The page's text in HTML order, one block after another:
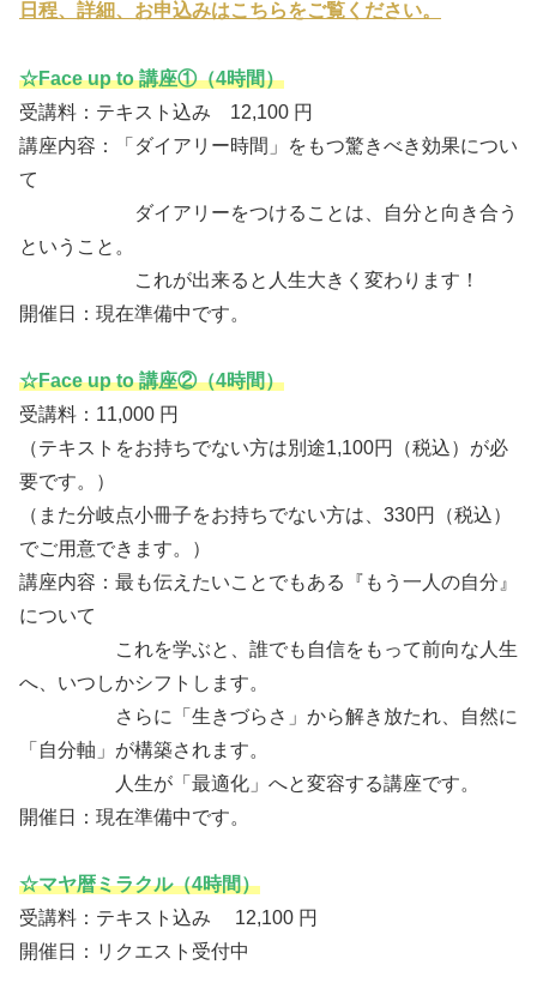
日程、詳細、お申込みはこちらをご覧ください。
☆Face up to 講座①（4時間）
受講料：テキスト込み 12,100 円
講座内容：「ダイアリー時間」をもつ驚きべき効果につい
て
ダイアリーをつけることは、自分と向き合う
ということ。
これが出来ると人生大きく変わります！
開催日：現在準備中です。
☆Face up to 講座②（4時間）
受講料：11,000 円
（テキストをお持ちでない方は別途1,100円（税込）が必
要です。）
（また分岐点小冊子をお持ちでない方は、330円（税込）
でご用意できます。）
講座内容：最も伝えたいことでもある『もう一人の自分』
について
これを学ぶと、誰でも自信をもって前向な人生
へ、いつしかシフトします。
さらに「生きづらさ」から解き放たれ、自然に
「自分軸」が構築されます。
人生が「最適化」へと変容する講座です。
開催日：現在準備中です。
☆マヤ暦ミラクル（4時間）
受講料：テキスト込み 12,100 円
開催日：リクエスト受付中